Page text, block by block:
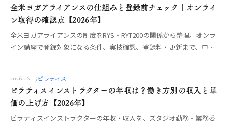
全米ヨガアライアンスの仕組みと登録前チェック｜オンライ
ン取得の確認点【2026年】
全米ヨガアライアンスの制度をRYS・RYT200の関係から整理。オンラ
イン講座で登録対象になる条件、実技確認、登録料・更新まで、申請
2026.06.15 ピラティス
ピラティスインストラクターの年収は？働き方別の収入と単
価の上げ方【2026年】
ピラティスインストラクターの年収・収入を、スタジオ勤務・業務委